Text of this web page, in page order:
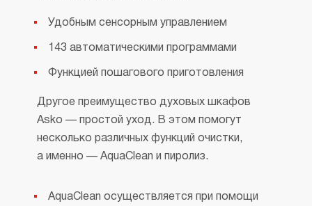
Удобным сенсорным управлением
143 автоматическими программами
Функцией пошагового приготовления
Другое преимущество духовых шкафов
Asko — простой уход. В этом помогут
несколько различных функций очистки,
а именно — AquaClean и пиролиз.
AquaClean осуществляется при помощи